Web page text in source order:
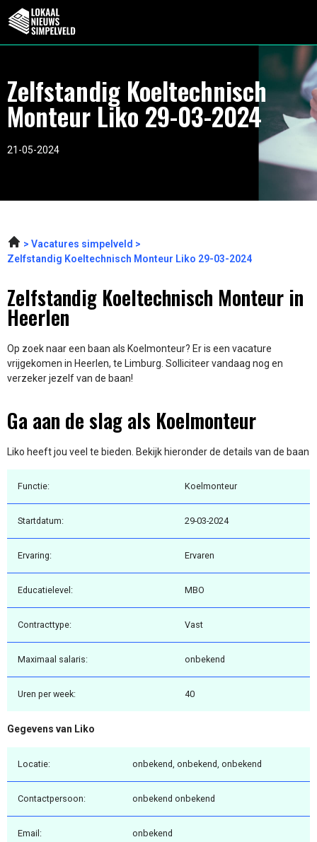
Zelfstandig Koeltechnisch
Monteur Liko 29-03-2024
21-05-2024
Vacatures simpelveld
Zelfstandig Koeltechnisch Monteur Liko 29-03-2024
Zelfstandig Koeltechnisch Monteur in
Heerlen
Op zoek naar een baan als Koelmonteur? Er is een vacature
vrijgekomen in Heerlen, te Limburg. Solliciteer vandaag nog en
verzeker jezelf van de baan!
Ga aan de slag als Koelmonteur
Liko heeft jou veel te bieden. Bekijk hieronder de details van de baan
Functie: Koelmonteur
Startdatum: 29-03-2024
Ervaring: Ervaren
Educatielevel: MBO
Contracttype: Vast
Maximaal salaris: onbekend
Uren per week: 40
Gegevens van Liko
Locatie: onbekend, onbekend, onbekend
Contactpersoon: onbekend onbekend
Email: onbekend